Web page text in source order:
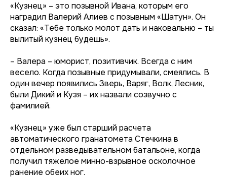
«Кузнец» – это позывной Ивана, которым его
наградил Валерий Алиев с позывным «Шатун». Он
сказал: «Тебе только молот дать и наковальню – ты
вылитый кузнец будешь».
– Валера – юморист, позитивчик. Всегда с ним
весело. Когда позывные придумывали, смеялись. В
один вечер появились Зверь, Варяг, Волк, Лесник,
были Дикий и Кузя – их назвали созвучно с
фамилией.
«Кузнец» уже был старший расчета
автоматического гранатомета Стечкина в
отдельном разведывательном батальоне, когда
получил тяжелое минно-взрывное осколочное
ранение обеих ног.